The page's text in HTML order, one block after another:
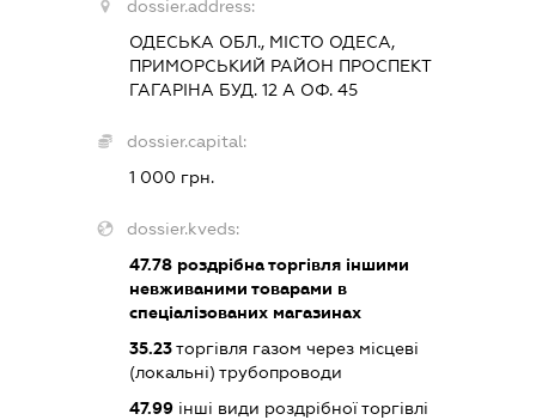
dossier.address:
ОДЕСЬКА ОБЛ., МІСТО ОДЕСА,
ПРИМОРСЬКИЙ РАЙОН ПРОСПЕКТ
ГАГАРІНА БУД. 12 А ОФ. 45
dossier.capital:
1 000 грн.
dossier.kveds:
47.78роздрібна торгівля іншими
невживаними товарами в
спеціалізованих магазинах
35.23торгівля газом через місцеві
(локальні) трубопроводи
47.99інші види роздрібної торгівлі